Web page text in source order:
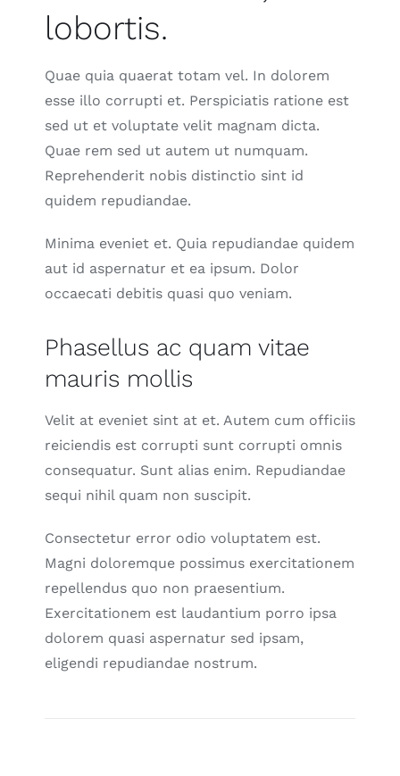
lobortis.
Quae quia quaerat totam vel. In dolorem
esse illo corrupti et. Perspiciatis ratione est
sed ut et voluptate velit magnam dicta.
Quae rem sed ut autem ut numquam.
Reprehenderit nobis distinctio sint id
quidem repudiandae.
Minima eveniet et. Quia repudiandae quidem
aut id aspernatur et ea ipsum. Dolor
occaecati debitis quasi quo veniam.
Phasellus ac quam vitae
mauris mollis
Velit at eveniet sint at et. Autem cum officiis
reiciendis est corrupti sunt corrupti omnis
consequatur. Sunt alias enim. Repudiandae
sequi nihil quam non suscipit.
Consectetur error odio voluptatem est.
Magni doloremque possimus exercitationem
repellendus quo non praesentium.
Exercitationem est laudantium porro ipsa
dolorem quasi aspernatur sed ipsam,
eligendi repudiandae nostrum.